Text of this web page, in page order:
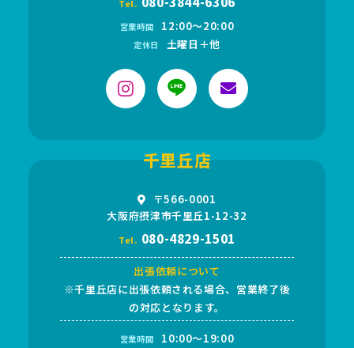
Tel.
営業時間 12:00〜20:00
定休日 土曜日＋他
千里丘店
〒566-0001
大阪府摂津市千里丘1-12-32
Tel. 080-4829-1501
出張依頼について
※千里丘店に出張依頼される場合、営業終了後
の対応となります。
営業時間 10:00～19:00